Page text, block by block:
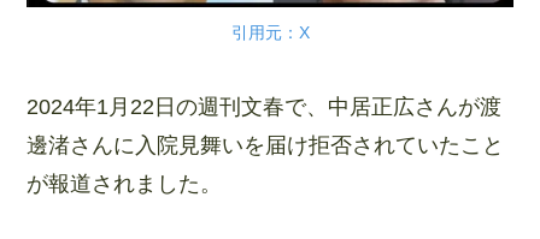
引用元：X
2024年1月22日の週刊文春で、中居正広さんが渡
邊渚さんに入院見舞いを届け拒否されていたこと
が報道されました。